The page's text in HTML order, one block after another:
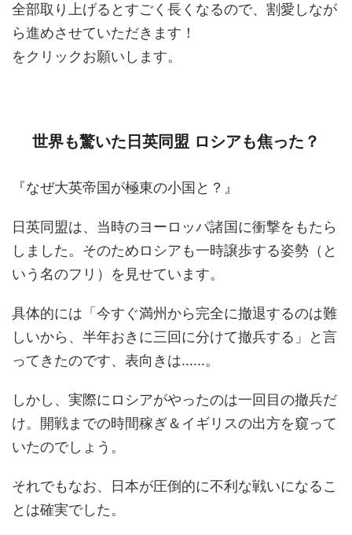
全部取り上げるとすごく長くなるので、割愛しなが
ら進めさせていただきます！
をクリックお願いします。
世界も驚いた日英同盟 ロシアも焦った？
『なぜ大英帝国が極東の小国と？』
日英同盟は、当時のヨーロッパ諸国に衝撃をもたら
しました。そのためロシアも一時譲歩する姿勢（と
いう名のフリ）を見せています。
具体的には「今すぐ満州から完全に撤退するのは難
しいから、半年おきに三回に分けて撤兵する」と言
ってきたのです、表向きは……。
しかし、実際にロシアがやったのは一回目の撤兵だ
け。開戦までの時間稼ぎ＆イギリスの出方を窺って
いたのでしょう。
それでもなお、日本が圧倒的に不利な戦いになるこ
とは確実でした。